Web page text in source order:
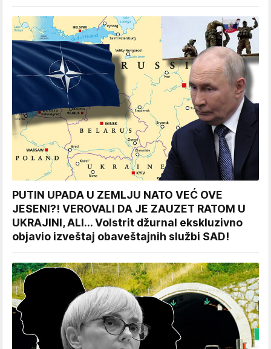
PUTIN UPADA U ZEMLJU NATO VEĆ OVE
JESENI?! VEROVALI DA JE ZAUZET RATOM U
UKRAJINI, ALI... Volstrit džurnal ekskluzivno
objavio izveštaj obaveštajnih službi SAD!